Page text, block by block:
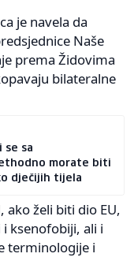
je navela da
Naše
prema Židovima
bilateralne
se sa
morate biti
dječijih tijela
ako želi biti dio EU,
ksenofobiji, ali i
terminologije i